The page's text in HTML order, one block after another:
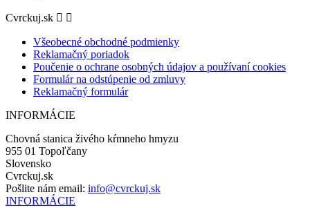
Cvrckuj.sk  
Všeobecné obchodné podmienky
Reklamačný poriadok
Poučenie o ochrane osobných údajov a používaní cookies
Formulár na odstúpenie od zmluvy
Reklamačný formulár
INFORMÁCIE
Chovná stanica živého kŕmneho hmyzu
955 01 Topoľčany
Slovensko
Cvrckuj.sk
Pošlite nám email: info@cvrckuj.sk
INFORMÁCIE